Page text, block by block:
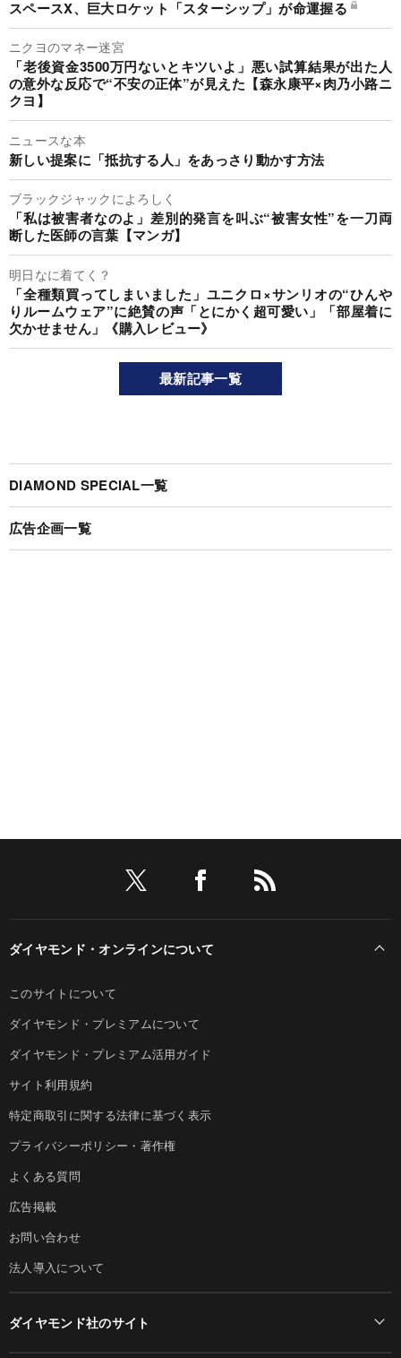
スペースX、巨大ロケット「スターシップ」が命運握る
ニクヨのマネー迷宮
「老後資金3500万円ないとキツいよ」悪い試算結果が出た人
の意外な反応で“不安の正体”が見えた【森永康平×肉乃小路ニ
クヨ】
ニュースな本
新しい提案に「抵抗する人」をあっさり動かす方法
ブラックジャックによろしく
「私は被害者なのよ」差別的発言を叫ぶ“被害女性”を一刀両
断した医師の言葉【マンガ】
明日なに着てく？
「全種類買ってしまいました」ユニクロ×サンリオの“ひんや
りルームウェア”に絶賛の声「とにかく超可愛い」「部屋着に
欠かせません」《購入レビュー》
最新記事一覧
DIAMOND SPECIAL一覧
広告企画一覧
ダイヤモンド・オンラインについて
このサイトについて
ダイヤモンド・プレミアムについて
ダイヤモンド・プレミアム活用ガイド
サイト利用規約
特定商取引に関する法律に基づく表示
プライバシーポリシー・著作権
よくある質問
広告掲載
お問い合わせ
法人導入について
ダイヤモンド社のサイト